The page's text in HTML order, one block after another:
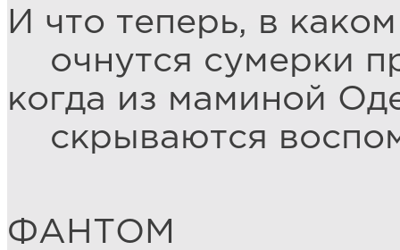
И что теперь, в
очнутся сумерки
когда из маминой
скрываются
ФАНТОМ